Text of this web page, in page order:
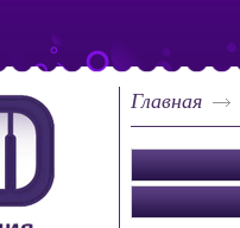
Главная